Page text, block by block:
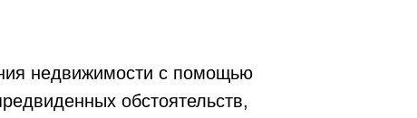
недвижимости с помощью
обстоятельств,